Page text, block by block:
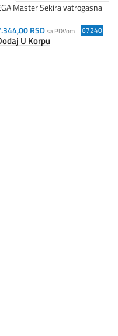
Master Sekira vatrogasna
RSDsa PDVom
U Korpu
67240